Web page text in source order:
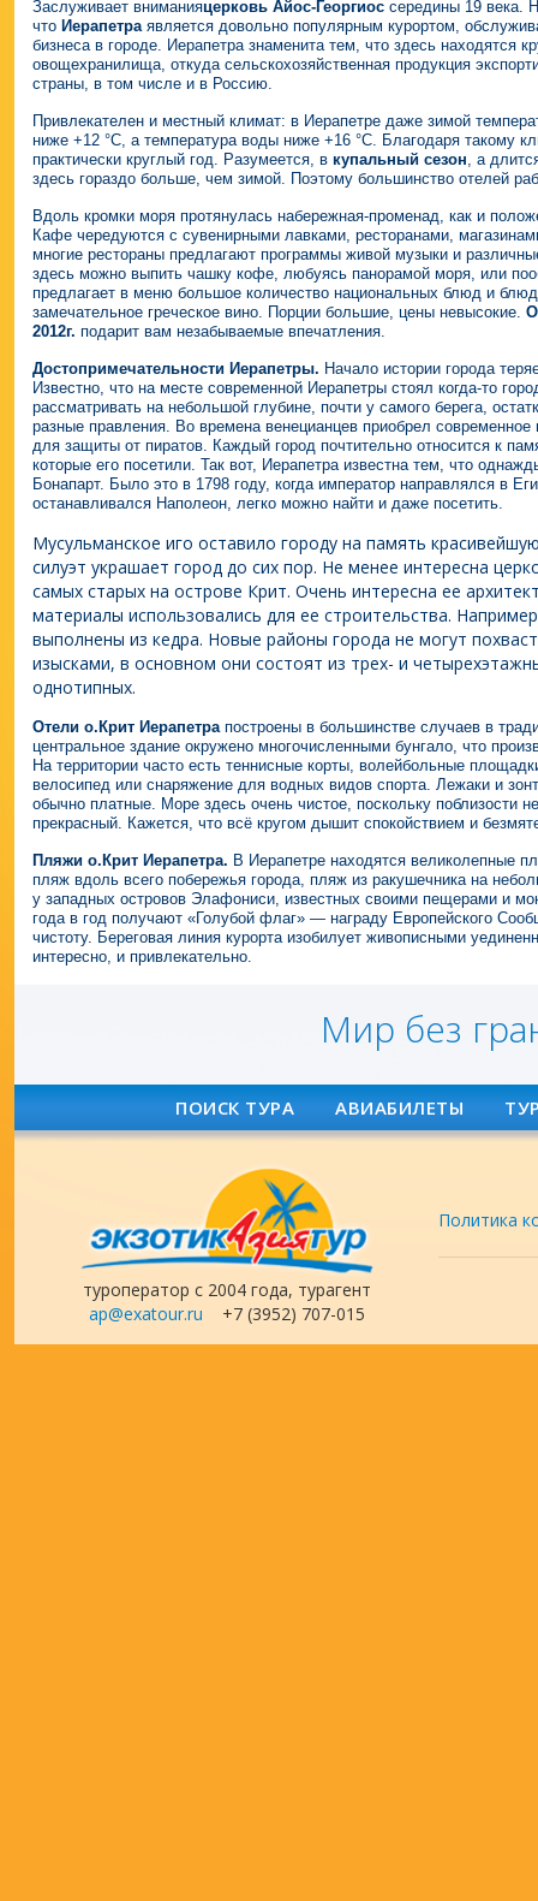
Заслуживает вниманияцерковь Айос-Георгиос середины 19 века.
что Иерапетра является довольно популярным курортом,
бизнеса в городе. Иерапетра знаменита тем, что здесь находятся
овощехранилища, откуда сельскохозяйственная продукция
страны, в том числе и в Россию.
Привлекателен и местный климат: в Иерапетре даже зимой
ниже +12 °C, а температура воды ниже +16 °C. Благодаря такому
практически круглый год. Разумеется, в купальный сезон, а
здесь гораздо больше, чем зимой. Поэтому большинство отелей
Вдоль кромки моря протянулась набережная-променад, как и
Кафе чередуются с сувенирными лавками, ресторанами,
многие рестораны предлагают программы живой музыки и
здесь можно выпить чашку кофе, любуясь панорамой моря, или
предлагает в меню большое количество национальных блюд и
замечательное греческое вино. Порции большие, цены невысокие.
2012г. подарит вам незабываемые впечатления.
Достопримечательности Иерапетры. Начало истории города
Известно, что на месте современной Иерапетры стоял когда-то
рассматривать на небольшой глубине, почти у самого берега,
разные правления. Во времена венецианцев приобрел современное
для защиты от пиратов. Каждый город почтительно относится к
которые его посетили. Так вот, Иерапетра известна тем, что
Бонапарт. Было это в 1798 году, когда император направлялся в
останавливался Наполеон, легко можно найти и даже посетить.
Мусульманское иго оставило городу на память
силуэт украшает город до сих пор. Не менее интересна
самых старых на острове Крит. Очень интересна ее
материалы использовались для ее строительства.
выполнены из кедра. Новые районы города не могут
изысками, в основном они состоят из трех- и
однотипных.
Отели о.Крит Иерапетрапостроены в большинстве случаев в
центральное здание окружено многочисленными бунгало, что
На территории часто есть теннисные корты, волейбольные
велосипед или снаряжение для водных видов спорта. Лежаки и
обычно платные. Море здесь очень чистое, поскольку поблизости
прекрасный. Кажется, что всё кругом дышит спокойствием и
Пляжи о.Крит Иерапетра. В Иерапетре находятся великолепные
пляж вдоль всего побережья города, пляж из ракушечника на
у западных островов Элафониси, известных своими пещерами и
года в год получают «Голубой флаг» — награду Европейского
чистоту. Береговая линия курорта изобилует живописными
интересно, и привлекательно.
Мир без
ПОИСК ТУРА АВИАБИЛЕТЫ
туроператор с 2004 года, турагент
ap@exatour.ru +7 (3952) 707-015
Политика